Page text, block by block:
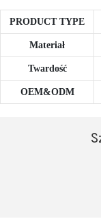
PRODUCT TYPE
Materiał
Twardość
OEM&ODM